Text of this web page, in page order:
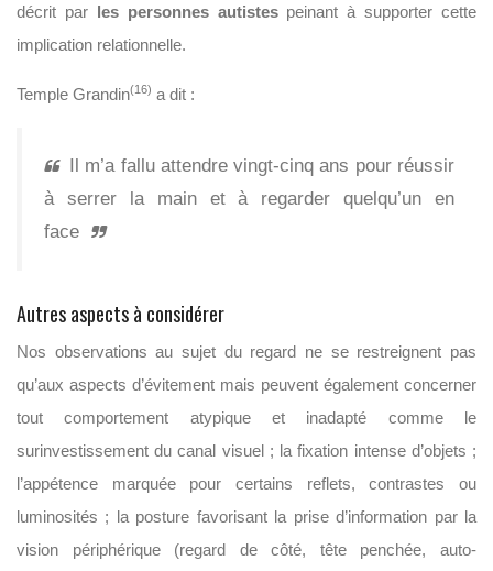
décrit parles personnes autistespeinant à supporter cette
implication relationnelle.
Temple Grandin(16) a dit :
Il m’a fallu attendre vingt-cinq ans pour réussir
à serrer la main et à regarder quelqu’un en
face
Autres aspects à considérer
Nos observations au sujet du regard ne se restreignent pas
qu’aux aspects d’évitement mais peuvent également concerner
tout comportement atypique et inadapté comme le
surinvestissement du canal visuel ; la fixation intense d’objets ;
l’appétence marquée pour certains reflets, contrastes ou
luminosités ; la posture favorisant la prise d’information par la
vision périphérique (regard de côté, tête penchée, auto-